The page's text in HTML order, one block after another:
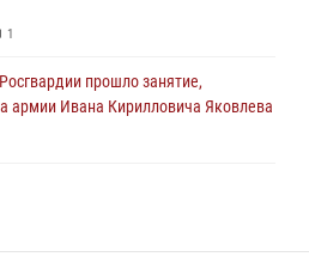
1
прошло занятие,
армии Ивана Кирилловича Яковлева